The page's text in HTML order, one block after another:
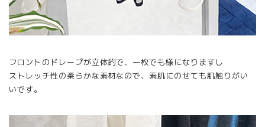
フロントのドレープが立体的で、一枚でも様になりますし
ストレッチ性の柔らかな素材なので、素肌にのせても肌触りがい
いです。